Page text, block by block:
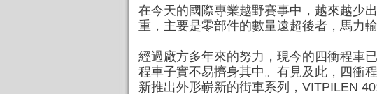
在今天的國際專業越野賽事中，越來越少
重，主要是零部件的數量遠超後者，馬力
經過廠方多年來的努力，現今的四衝程車
程車子實不易擠身其中。有見及此，四衝
新推出外形嶄新的街車系列，VITPILEN